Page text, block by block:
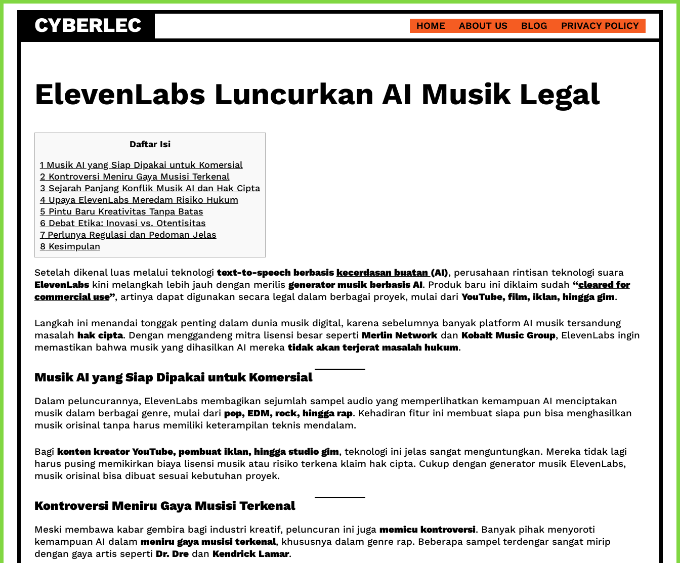
content
CYBERLEC HOME ABOUT US BLOG PRIVACY POLICY
ElevenLabs Luncurkan AI Musik Legal
Daftar Isi
1 Musik AI yang Siap Dipakai untuk Komersial
2 Kontroversi Meniru Gaya Musisi Terkenal
3 Sejarah Panjang Konflik Musik AI dan Hak Cipta
4Upaya ElevenLabs Meredam Risiko Hukum
5 Pintu Baru Kreativitas Tanpa Batas
6 Debat Etika: Inovasi vs. Otentisitas
7Perlunya Regulasi dan Pedoman Jelas
8 Kesimpulan
Setelah dikenal luas melalui teknologi text-to-speech berbasis kecerdasan buatan (AI), perusahaan rintisan teknologi suara
ElevenLabskini melangkah lebih jauh dengan merilis generator musik berbasis AI. Produk baru ini diklaim sudah “cleared for
commercial use”, artinya dapat digunakan secara legal dalam berbagai proyek, mulai dari YouTube, film, iklan, hingga gim.
Langkah ini menandai tonggak penting dalam dunia musik digital, karena sebelumnya banyak platform AI musik tersandung
masalah hak cipta. Dengan menggandeng mitra lisensi besar seperti Merlin Networkdan Kobalt Music Group, ElevenLabs ingin
memastikan bahwa musik yang dihasilkan AI mereka tidak akan terjerat masalah hukum.
Musik AI yang Siap Dipakai untuk Komersial
Dalam peluncurannya, ElevenLabs membagikan sejumlah sampel audio yang memperlihatkan kemampuan AI menciptakan
musik dalam berbagai genre, mulai dari pop, EDM, rock, hingga rap. Kehadiran fitur ini membuat siapa pun bisa menghasilkan
musik orisinal tanpa harus memiliki keterampilan teknis mendalam.
Bagi konten kreator YouTube, pembuat iklan, hingga studio gim, teknologi ini jelas sangat menguntungkan. Mereka tidak lagi
harus pusing memikirkan biaya lisensi musik atau risiko terkena klaim hak cipta. Cukup dengan generator musik ElevenLabs,
musik orisinal bisa dibuat sesuai kebutuhan proyek.
Kontroversi Meniru Gaya Musisi Terkenal
Meski membawa kabar gembira bagi industri kreatif, peluncuran ini juga memicu kontroversi. Banyak pihak menyoroti
kemampuan AI dalam meniru gaya musisi terkenal, khususnya dalam genre rap. Beberapa sampel terdengar sangat mirip
dengan gaya artis seperti Dr. Dredan Kendrick Lamar.